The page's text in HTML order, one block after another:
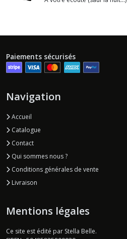
Paiements sécurisés
Navigation
Accueil
Catalogue
Contact
Qui sommes nous ?
Conditions générales de vente
Livraison
Mentions légales
Ce site est édité par Stella Belle.